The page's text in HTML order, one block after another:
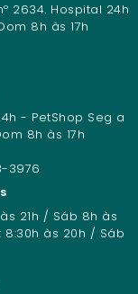
2634. Hospital 24h
8h às 17h
- PetShop Seg a
8h às 17h
3976
21h / Sáb 8h às
8:30h às 20h / Sáb